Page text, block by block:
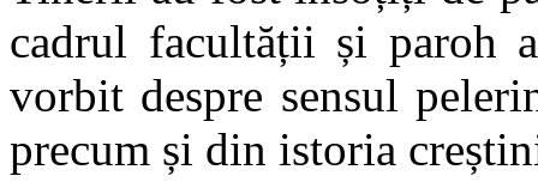
cadrul facultății și paroh
vorbit despre sensul
precum și din istoria